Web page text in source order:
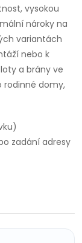
vysokou
nároky na
variantách
nebo k
a brány ve
rodinné domy,
zadání adresy